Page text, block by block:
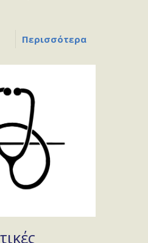
Περισσότερα